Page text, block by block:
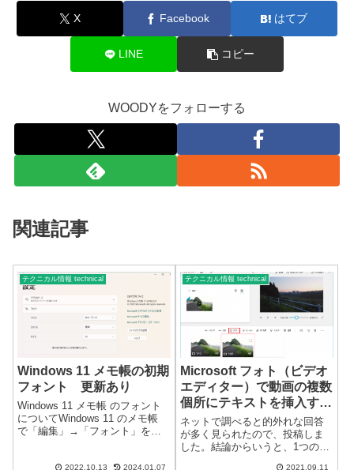
X Facebook はてブ
LINE コピー
WOODYをフォローする
関連記事
テクニカル情報 technical
Windows 11 メモ帳の初期
フォント 更新あり
Windows 11 メモ帳 のフォント
についてWindows 11 のメモ帳
で「編集」→「フォント」を、
2022.10.13 2024.01.07
テクニカル情報 technical
Microsoft フォト（ビデオ
エディター）で動画の複数
個所にテキストを挿入する
方法
ネットで調べると的外れな回答
が多く見られたので、投稿しま
した。結論からいうと、1つの動
2021.09.11